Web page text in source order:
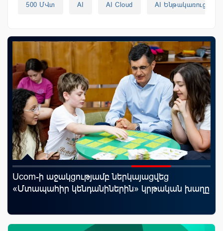
500 ՄՎտ AI AI Cloud AI
Ucom-ի աջակցությամբ ներկայացվեց
«Մտապահիր կենդանիներին» կրթական խաղը